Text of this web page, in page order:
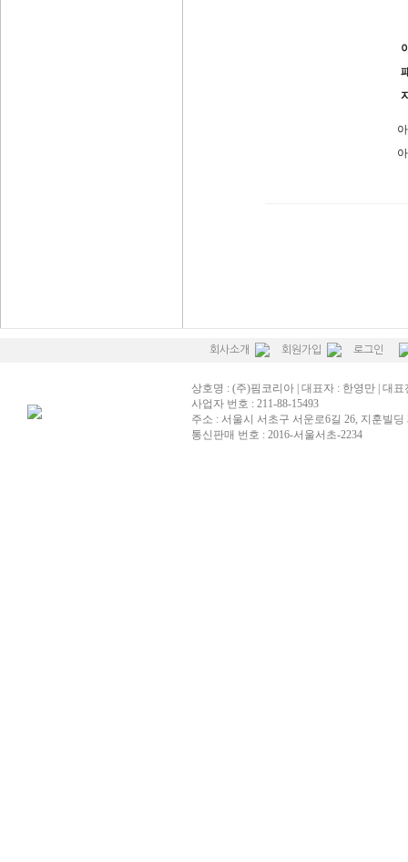
회사소개 회원가입 로그인
상호명 : (주)핌코리아 | 대표자 : 한영만 | 대표
사업자 번호 : 211-88-15493
주소 : 서울시 서초구 서운로6길 26, 지훈빌딩
통신판매 번호 : 2016-서울서초-2234